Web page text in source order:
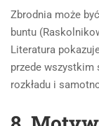
Zbrodnia może
buntu
Literatura
przede wszystkim
rozkładu i